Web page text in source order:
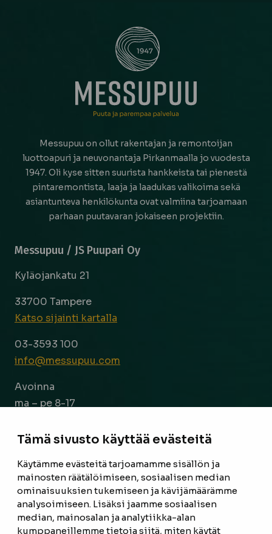
Tämä sivusto käyttää evästeitä
Käytämme evästeitä tarjoamamme sisällön ja
mainosten räätälöimiseen, sosiaalisen median
ominaisuuksien tukemiseen ja kävijämäärämme
analysoimiseen. Lisäksi jaamme sosiaalisen
median, mainosalan ja analytiikka-alan
kumppaneillemme tietoja siitä, miten käytät
Messupuu on ollut rakentajan ja remontoijan
luottoapuri ja neuvonantaja Pirkanmaalla jo vuodesta
1947. Oli kyse sitten suurista hankkeista tai pienestä
pintaremontista, laaja ja laadukas valikoima sekä
asiantunteva henkilökunta ovat valmiina tarjoamaan
parhaan puutavaran jokaiseen projektiin.
Messupuu / JS Puupari Oy
Kyläojankatu 21
33700 Tampere
Katso sijainti kartalla
03-3593 100
info@messupuu.com
Avoinna
ma – pe 8-17
ETUSIVU
TUOTTEET